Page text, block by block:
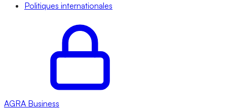
Politiques internationales
AGRA Business